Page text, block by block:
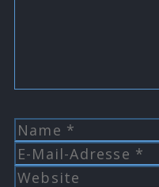
Name